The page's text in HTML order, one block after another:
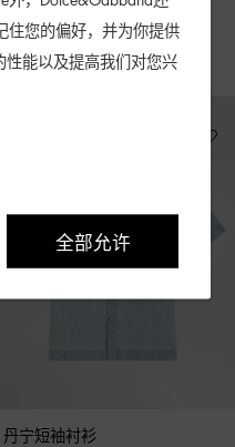
刺绣拼饰府绸衬衫
¥ 3,500
丹宁短袖衬衫
住您的偏好，并为你提供
性能以及提高我们对您兴
全部允许